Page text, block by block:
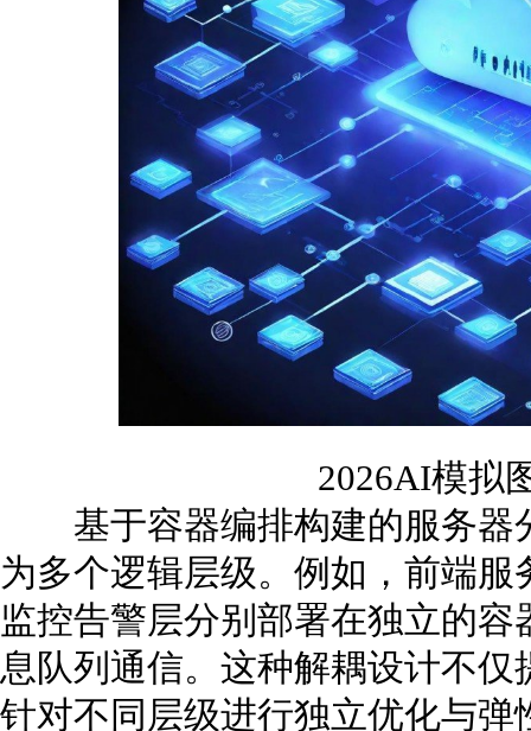
2026AI模拟
基于容器编排构建的服务器
为多个逻辑层级。例如，前端
监控告警层分别部署在独立的
息队列通信。这种解耦设计不
针对不同层级进行独立优化与弹